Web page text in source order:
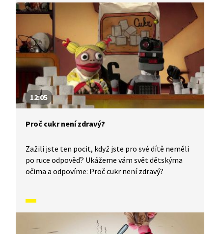
12:05
Proč cukr není zdravý?
Zažili jste ten pocit, když jste pro své dítě neměli
po ruce odpověď? Ukážeme vám svět dětskýma
očima a odpovíme: Proč cukr není zdravý?